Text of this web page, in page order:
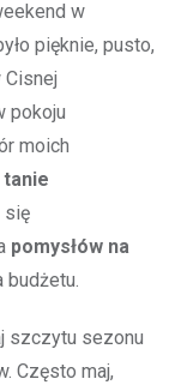
w
pięknie, pusto,
Cisnej
pokoju
moich
tanie
się
pomysłów na
budżetu.
szczytu sezonu
Często maj,